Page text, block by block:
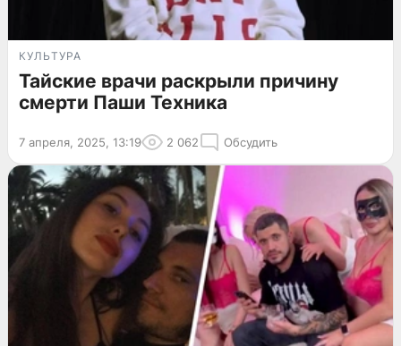
КУЛЬТУРА
Тайские врачи раскрыли причину
смерти Паши Техника
7 апреля, 2025, 13:19 2 062 Обсудить